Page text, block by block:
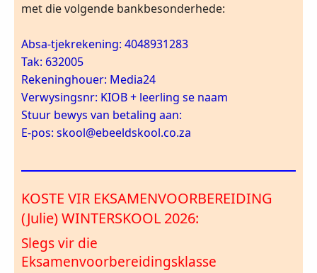
met die volgende bankbesonderhede:
Absa-tjekrekening: 4048931283
Tak: 632005
Rekeninghouer: Media24
Verwysingsnr: KIOB + leerling se naam
Stuur bewys van betaling aan:
E-pos: skool@ebeeldskool.co.za
KOSTE VIR EKSAMENVOORBEREIDING
(Julie) WINTERSKOOL 2026:
Slegs vir die
Eksamenvoorbereidingsklasse